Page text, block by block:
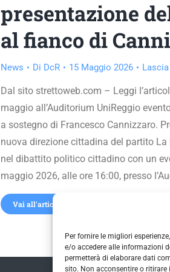
Per fornire le migliori
e/o accedere alle informazioni
permetterà di elaborare dati
sito. Non acconsentire o
presentazione
al fianco di
News Di DcR 15 Maggio 2026
Dal sito strettoweb.com – Leggi
maggio all’Auditorium UniReggio
a sostegno di Francesco Cannizzaro.
nuova direzione cittadina del partito
nel dibattito politico cittadino con un
maggio 2026, alle ore 16:00, presso
Vai all'articolo